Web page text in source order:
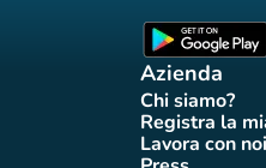
Azienda
Chi siamo?
(nuova
Registra la
Lavora con noi
(nuova